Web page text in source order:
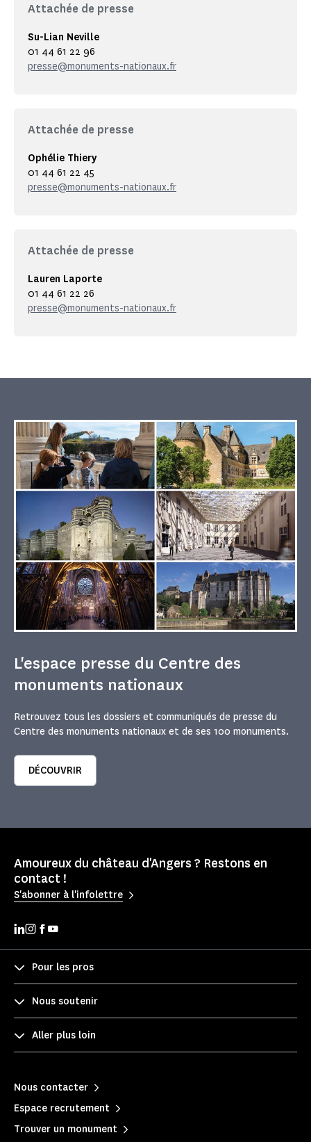
Attachée de presse
Su-Lian Neville
01 44 61 22 96
presse@monuments-nationaux.fr
Attachée de presse
Ophélie Thiery
01 44 61 22 45
presse@monuments-nationaux.fr
Attachée de presse
Lauren Laporte
01 44 61 22 26
presse@monuments-nationaux.fr
L'espace presse du Centre des
monuments nationaux
Retrouvez tous les dossiers et communiqués de presse du
Centre des monuments nationaux et de ses 100 monuments.
DÉCOUVRIR
Amoureux du château d'Angers ? Restons en
contact !
S'abonner à l'infolettre
Pour les pros
Nous soutenir
Aller plus loin
Nous contacter
Espace recrutement
Trouver un monument